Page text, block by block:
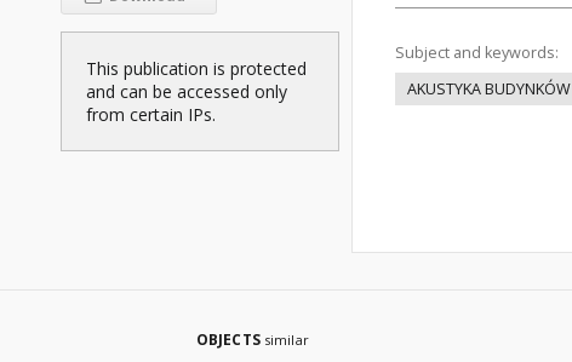
This publication is protected
and can be accessed only
from certain IPs.
Subject and keywords:
AKUSTYKA BUDYNKÓW
OBJECTS similar